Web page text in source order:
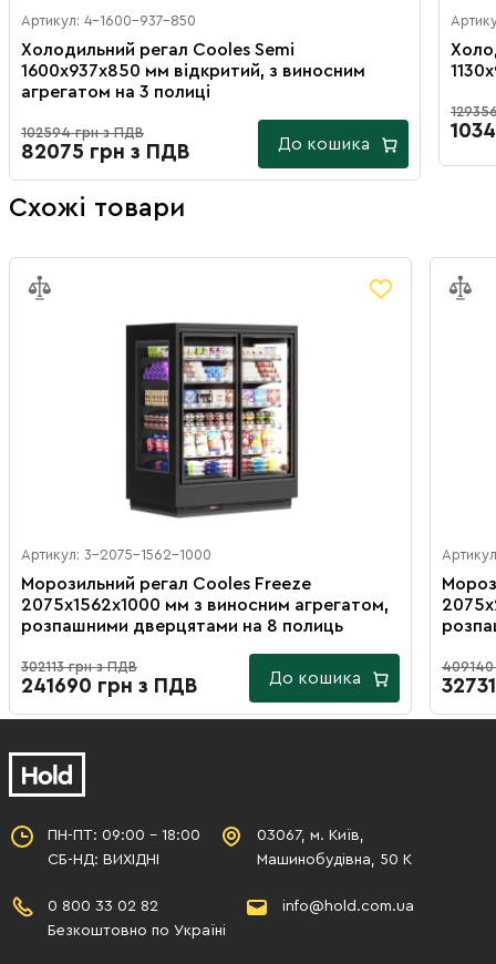
Артикул: 4-1600-937-850
Холодильний регал Cooles Semi
1600х937х850 мм відкритий, з виносним
агрегатом на 3 полиці
102594 грн з ПДВ
82075 грн з ПДВ До кошика
Схожі товари
Артикул: 3-2075-1562-1000
Морозильний регал Cooles Freeze
2075х1562х1000 мм з виносним агрегатом,
розпашними дверцятами на 8 полиць
302113 грн з ПДВ
241690 грн з ПДВ До кошика
ПН-ПТ: 09:00 - 18:00
СБ-НД: ВИХІДНІ
03067, м. Київ,
Машинобудівна, 50 К
0 800 33 02 82
Безкоштовно по Україні
info@hold.com.ua